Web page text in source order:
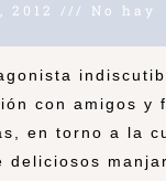
2012
No hay
con amigos y
en torno a la
deliciosos